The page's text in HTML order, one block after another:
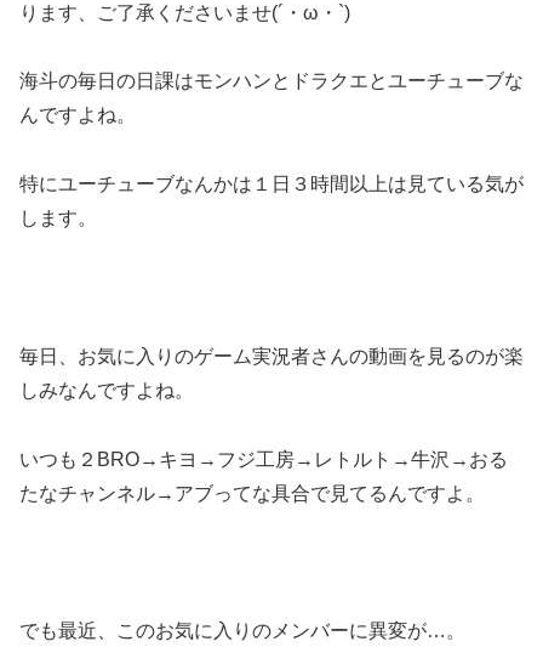
ります、ご了承くださいませ(´・ω・`)
海斗の毎日の日課はモンハンとドラクエとユーチューブな
んですよね。
特にユーチューブなんかは１日３時間以上は見ている気が
します。
毎日、お気に入りのゲーム実況者さんの動画を見るのが楽
しみなんですよね。
いつも ２BRO→キヨ→フジ工房→レトルト→牛沢→おる
たなチャンネル→アブってな具合で見てるんですよ。
でも最近、このお気に入りのメンバーに異変が…。